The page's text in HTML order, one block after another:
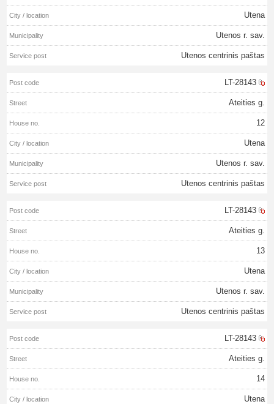
Utena
Utenos r. sav.
Utenos centrinis paštas
LT-28143
Ateities g.
12
Utena
Utenos r. sav.
Utenos centrinis paštas
LT-28143
Ateities g.
13
Utena
Utenos r. sav.
Utenos centrinis paštas
LT-28143
Ateities g.
14
Utena